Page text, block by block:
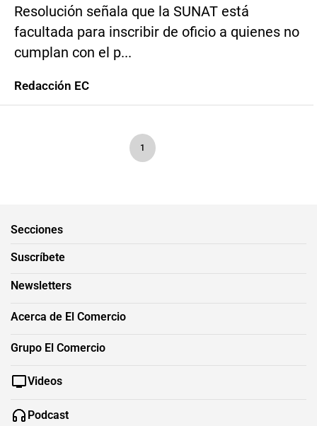
Resolución señala que la SUNAT está
facultada para inscribir de oficio a quienes no
cumplan con el p...
Redacción EC
1
Secciones
Suscríbete
Newsletters
Acerca de El Comercio
Grupo El Comercio
Videos
Podcast